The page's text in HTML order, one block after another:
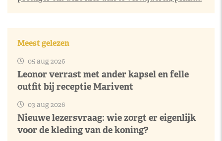
Meest gelezen
05 aug 2026
Leonor verrast met ander kapsel en felle
outfit bij receptie Marivent
03 aug 2026
Nieuwe lezersvraag: wie zorgt er eigenlijk
voor de kleding van de koning?